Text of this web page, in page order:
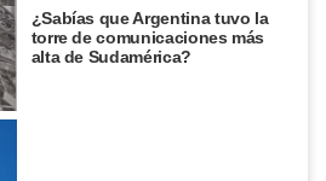
¿Sabías que Argentina tuvo la
torre de comunicaciones más
alta de Sudamérica?